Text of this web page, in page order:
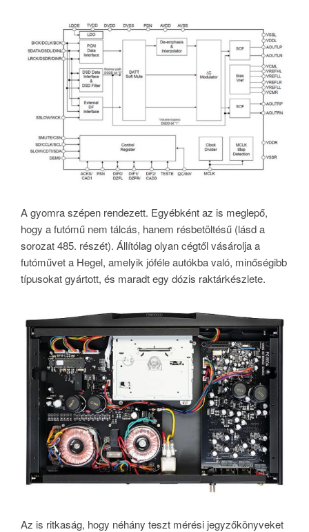
A gyomra szépen rendezett. Egyébként az is meglepő,
hogy a futómű nem tálcás, hanem résbetöltésű (lásd a
sorozat 485. részét). Állítólag olyan cégtől vásárolja a
futóművet a Hegel, amelyik jóféle autókba való, minőségibb
típusokat gyártott, és maradt egy dózis raktárkészlete.
Az is ritkaság, hogy néhány teszt mérési jegyzőkönyveket